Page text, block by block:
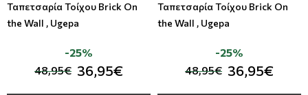
Ταπετσαρία Τοίχου Brick On
the Wall , Ugepa
48,95€ 36,95€
-25%
Ταπετσαρία Τοίχου Brick On
the Wall , Ugepa
48,95€ 36,95€
-25%